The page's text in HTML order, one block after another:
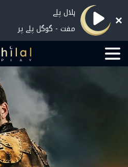
ہلال پلے
مفت - گوگل پلے پر